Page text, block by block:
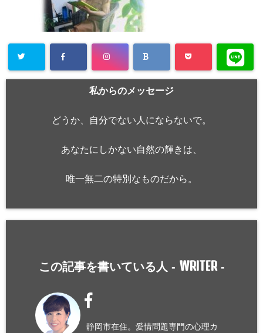
私からのメッセージ
どうか、自分でない人にならないで。
あなたにしかない自然の輝きは、
唯一無二の特別なものだから。
この記事を書いている人 - WRITER-
静岡市在住。愛情問題専門の心理カ